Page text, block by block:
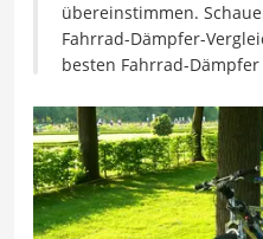
übereinstimmen.
Fahrrad-Dämpfer-
besten Fahrrad-